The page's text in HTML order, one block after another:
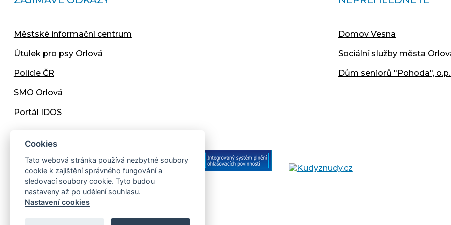
Městské informační centrum
Útulek pro psy Orlová
Policie ČR
SMO Orlová
Portál IDOS
Domov Vesna
Sociální služby města
Dům seniorů "Pohoda",
Copyright © 2013 - 2026 Městský úřad Orlová
Cookies
Tato webová stránka používá nezbytné soubory
cookie k zajištění správného fungování a
sledovací soubory cookie. Tyto budou
nastaveny až po udělení souhlasu.
Nastavení cookies